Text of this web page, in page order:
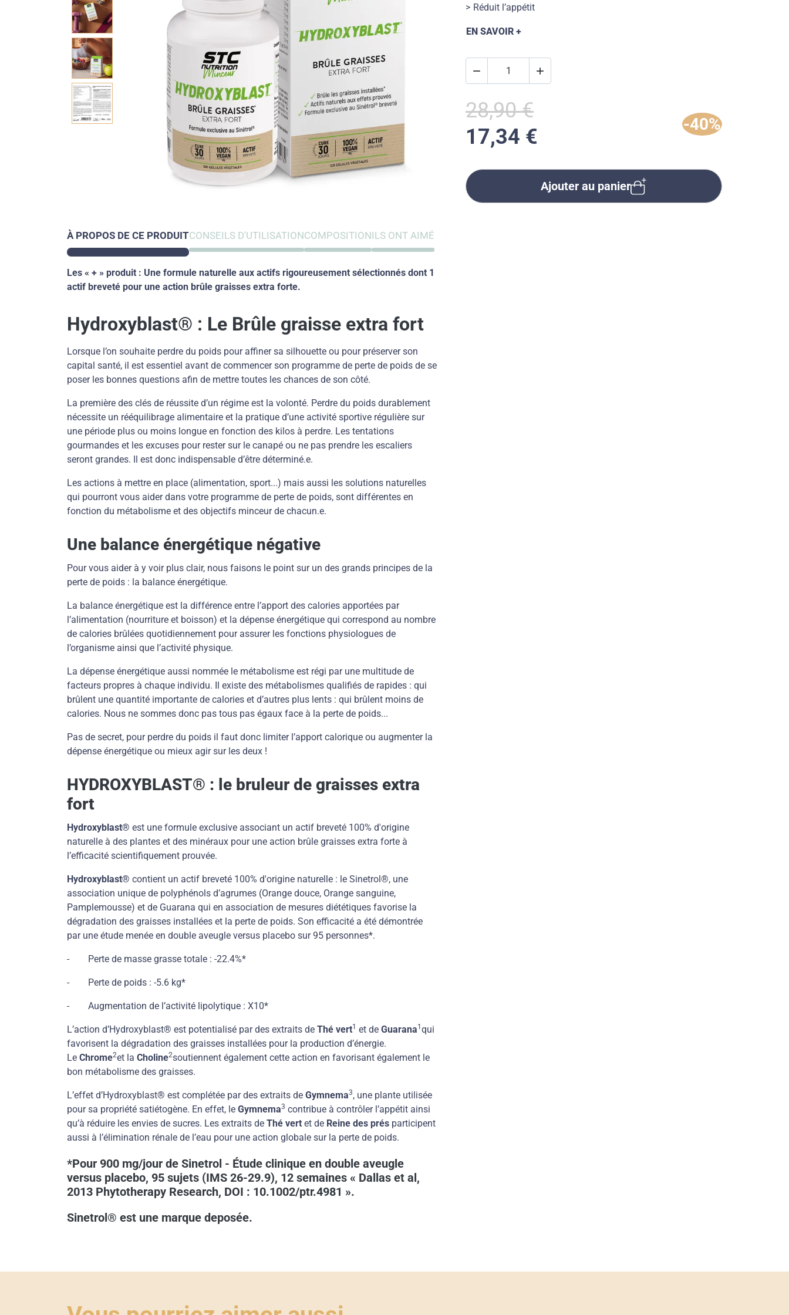
Réduit l’appétit
EN SAVOIR +
 
28,90 €
17,34 €
-40%
Ajouter au panier
À PROPOS DE CE PRODUITCONSEILS D'UTILISATIONCOMPOSITIONILS ONT AIMÉ
Les « + » produit : Une formule naturelle aux actifs rigoureusement sélectionnés dont 1
actif breveté pour une action brûle graisses extra forte.
Hydroxyblast® : Le Brûle graisse extra fort
Lorsque l’on souhaite perdre du poids pour affiner sa silhouette ou pour préserver son
capital santé, il est essentiel avant de commencer son programme de perte de poids de se
poser les bonnes questions afin de mettre toutes les chances de son côté.
La première des clés de réussite d’un régime est la volonté. Perdre du poids durablement
nécessite un rééquilibrage alimentaire et la pratique d’une activité sportive régulière sur
une période plus ou moins longue en fonction des kilos à perdre. Les tentations
gourmandes et les excuses pour rester sur le canapé ou ne pas prendre les escaliers
seront grandes. Il est donc indispensable d’être déterminé.e.
Les actions à mettre en place (alimentation, sport...) mais aussi les solutions naturelles
qui pourront vous aider dans votre programme de perte de poids, sont différentes en
fonction du métabolisme et des objectifs minceur de chacun.e.
Une balance énergétique négative
Pour vous aider à y voir plus clair, nous faisons le point sur un des grands principes de la
perte de poids : la balance énergétique.
La balance énergétique est la différence entre l’apport des calories apportées par
l’alimentation (nourriture et boisson) et la dépense énergétique qui correspond au nombre
de calories brûlées quotidiennement pour assurer les fonctions physiologues de
l’organisme ainsi que l’activité physique.
La dépense énergétique aussi nommée le métabolisme est régi par une multitude de
facteurs propres à chaque individu. Il existe des métabolismes qualifiés de rapides : qui
brûlent une quantité importante de calories et d’autres plus lents : qui brûlent moins de
calories. Nous ne sommes donc pas tous pas égaux face à la perte de poids...
Pas de secret, pour perdre du poids il faut donc limiter l’apport calorique ou augmenter la
dépense énergétique ou mieux agir sur les deux !
HYDROXYBLAST® : le bruleur de graisses extra
fort
Hydroxyblast® est une formule exclusive associant un actif breveté 100% d'origine
naturelle à des plantes et des minéraux pour une action brûle graisses extra forte à
l’efficacité scientifiquement prouvée.
Hydroxyblast® contient un actif breveté 100% d'origine naturelle : le Sinetrol®, une
association unique de polyphénols d’agrumes (Orange douce, Orange sanguine,
Pamplemousse) et de Guarana qui en association de mesures diététiques favorise la
dégradation des graisses installées et la perte de poids. Son efficacité a été démontrée
par une étude menée en double aveugle versus placebo sur 95 personnes*.
- Perte de masse grasse totale : -22.4%*
- Perte de poids : -5.6 kg*
- Augmentation de l’activité lipolytique : X10*
L’action d’Hydroxyblast® est potentialisé par des extraits de Thé vert1 et de Guarana1 qui
favorisent la dégradation des graisses installées pour la production d’énergie.
Le Chrome2et la Choline2soutiennent également cette action en favorisant également le
bon métabolisme des graisses.
L’effet d’Hydroxyblast® est complétée par des extraits de Gymnema3, une plante utilisée
pour sa propriété satiétogène. En effet, le Gymnema3 contribue à contrôler l’appétit ainsi
qu’à réduire les envies de sucres. Les extraits de Thé vert et de Reine des prés participent
aussi à l’élimination rénale de l’eau pour une action globale sur la perte de poids.
*Pour 900 mg/jour de Sinetrol - Étude clinique en double aveugle
versus placebo, 95 sujets (IMS 26-29.9), 12 semaines « Dallas et al,
2013 Phytotherapy Research, DOI : 10.1002/ptr.4981 ».
Sinetrol® est une marque deposée.